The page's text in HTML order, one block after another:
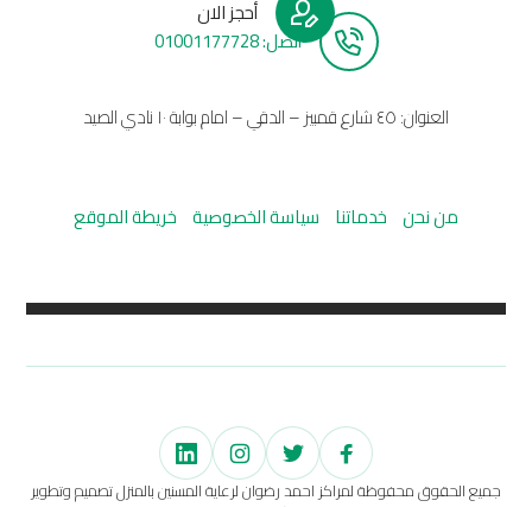
أحجز الان
أتصل: 01001177728
العنوان: ٤٥ شارع قمبيز – الدقي – امام بوابة ١٠ نادي الصيد
من نحن خدماتنا سياسة الخصوصية خريطة الموقع
جميع الحقوق محفوظة لمراكز احمد رضوان لرعاية المسنين بالمنزل تصميم وتطوير